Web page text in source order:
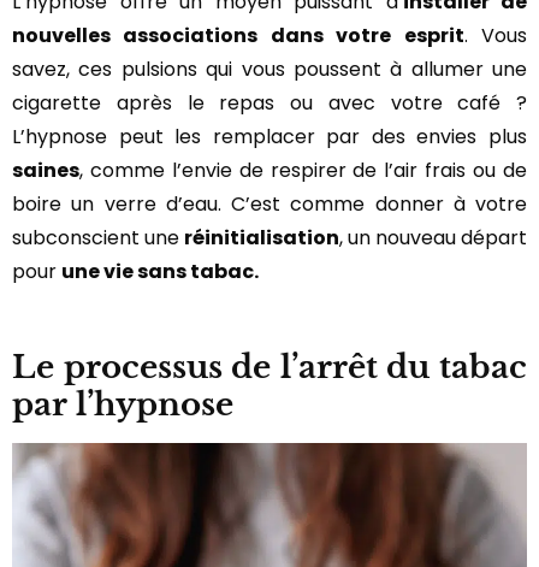
nouvelles associations dans votre esprit. Vous
savez, ces pulsions qui vous poussent à allumer une
cigarette après le repas ou avec votre café ?
L’hypnose peut les remplacer par des envies plus
saines, comme l’envie de respirer de l’air frais ou de
boire un verre d’eau. C’est comme donner à votre
subconscient une réinitialisation, un nouveau départ
pour une vie sans tabac.
Le processus de l’arrêt du tabac
par l’hypnose